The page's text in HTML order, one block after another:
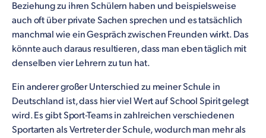
Beziehung zu ihren Schülern haben und beispielsweise
auch oft über private Sachen sprechen und es tatsächlich
manchmal wie ein Gespräch zwischen Freunden wirkt. Das
könnte auch daraus resultieren, dass man eben täglich mit
denselben vier Lehrern zu tun hat.
Ein anderer großer Unterschied zu meiner Schule in
Deutschland ist, dass hier viel Wert auf School Spirit gelegt
wird. Es gibt Sport-Teams in zahlreichen verschiedenen
Sportarten als Vertreter der Schule, wodurch man mehr als